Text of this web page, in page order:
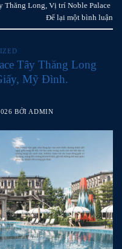
Thăng Long, Vị trí Noble Palace
Để lại một bình luận
Tây Thăng Long
Mỹ Đình.
BỞI ADMIN